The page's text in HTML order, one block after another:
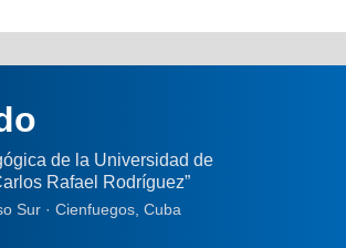
de la Universidad de
Rafael Rodríguez”
Sur · Cienfuegos, Cuba